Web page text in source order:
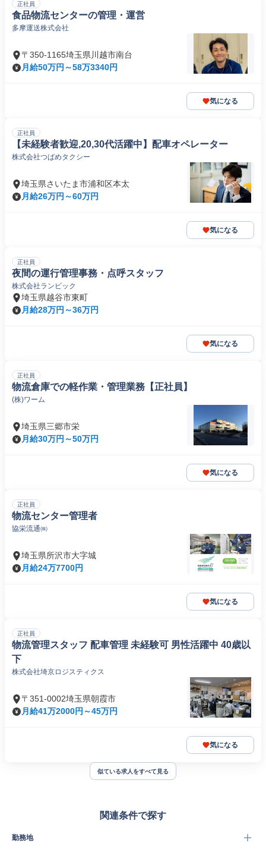
正社員
食品物流センターの管理・運営
多摩運送株式会社
〒350-1165埼玉県川越市南台
月給50万円～58万3340円
気になる
正社員
【未経験者歓迎,20,30代活躍中】配車オペレーター
株式会社つばめタクシー
埼玉県さいたま市浦和区本太
月給26万円～60万円
気になる
正社員
夜間の運行管理事務・点呼スタッフ
株式会社ランビック
埼玉県越谷市東町
月給28万円～36万円
気になる
正社員
物流倉庫での軽作業・管理業務【正社員】
(株)ワーム
埼玉県三郷市栄
月給30万円～50万円
気になる
正社員
物流センター管理者
協栄流通㈱
埼玉県所沢市大字城
月給24万7700円
気になる
正社員
物流管理スタッフ 配車管理 未経験可 男性活躍中 40歳以
下
株式会社埼京ロジスティクス
〒351-0002埼玉県朝霞市
月給41万2000円～45万円
気になる
似ている求人をすべて見る
関連条件で探す
勤務地